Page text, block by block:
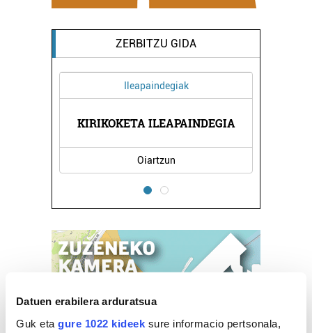
Datuen erabilera arduratsua
Guk eta gure 1022 kideek sure informacio pertsonala,
ZERBITZU GIDA
ILEAPAINDEGIA GARMENDIA